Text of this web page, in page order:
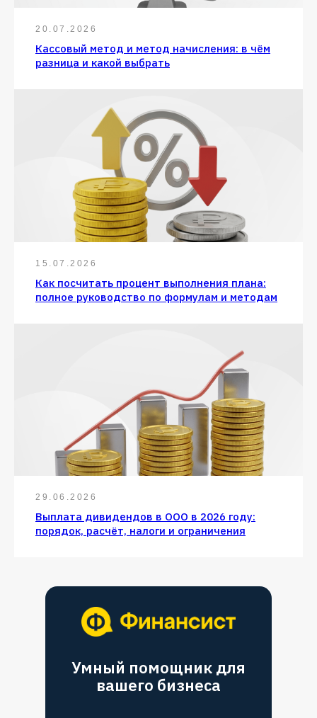
20.07.2026
Кассовый метод и метод начисления: в чём
разница и какой выбрать
15.07.2026
Как посчитать процент выполнения плана:
полное руководство по формулам и методам
29.06.2026
Выплата дивидендов в ООО в 2026 году:
порядок, расчёт, налоги и ограничения
Умный помощник для
вашего бизнеса